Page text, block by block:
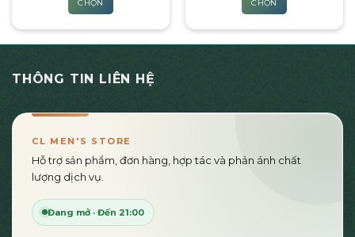
phẩm
520,000₫
CHỌN
có
Các
tùy
CHỌN
tùy
THÔNG TIN LIÊN HỆ
CL MEN'S STORE
Hỗ trợ sản phẩm, đơn hàng, hợp tác và phản ánh chất
lượng dịch vụ.
Đang mở · Đến 21:00